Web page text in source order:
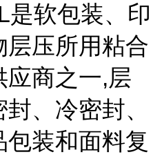
是软包装、印
层压所用粘合
应商之一,层
、冷密封、
包装和面料复